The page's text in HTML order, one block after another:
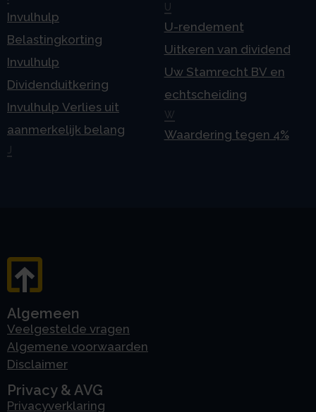
Invulhulp
Belastingkorting
Invulhulp
Dividenduitkering
Invulhulp Verlies uit
aanmerkelijk belang
U
U-rendement
Uitkeren van dividend
Uw Stamrecht BV en
echtscheiding
W
Waardering tegen 4%
Algemeen
Veelgestelde vragen
Algemene voorwaarden
Disclaimer
Privacy & AVG
Privacyverklaring